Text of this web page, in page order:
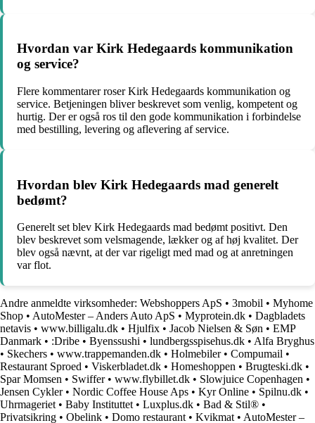
Hvordan var Kirk Hedegaards kommunikation
og service?
Flere kommentarer roser Kirk Hedegaards kommunikation og
service. Betjeningen bliver beskrevet som venlig, kompetent og
hurtig. Der er også ros til den gode kommunikation i forbindelse
med bestilling, levering og aflevering af service.
Hvordan blev Kirk Hedegaards mad generelt
bedømt?
Generelt set blev Kirk Hedegaards mad bedømt positivt. Den
blev beskrevet som velsmagende, lækker og af høj kvalitet. Der
blev også nævnt, at der var rigeligt med mad og at anretningen
var flot.
Andre anmeldte virksomheder: Webshoppers ApS • 3mobil • Myhome
Shop • AutoMester – Anders Auto ApS • Myprotein.dk • Dagbladets
netavis • www.billigalu.dk • Hjulfix • Jacob Nielsen & Søn • EMP
Danmark • :Dribe • Byenssushi • lundbergsspisehus.dk • Alfa Bryghus
• Skechers • www.trappemanden.dk • Holmebiler• Compumail •
Restaurant Sproed • Viskerbladet.dk • Homeshoppen • Brugteski.dk •
Spar Momsen • Swiffer• www.flybillet.dk • Slowjuice Copenhagen •
Jensen Cykler• Nordic Coffee House Aps • Kyr Online • Spilnu.dk •
Uhrmageriet• Baby Instituttet• Luxplus.dk • Bad & Stil® •
Privatsikring • Obelink • Domo restaurant• Kvikmat• AutoMester –